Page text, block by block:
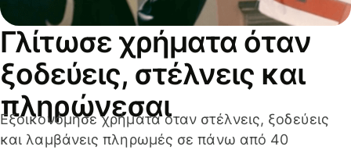
Γλίτωσε χρήματα όταν
ξοδεύεις, στέλνεις και
πληρώνεσαι
Εξοικονόμησε χρήματα όταν στέλνεις, ξοδεύεις
και λαμβάνεις πληρωμές σε πάνω από 40